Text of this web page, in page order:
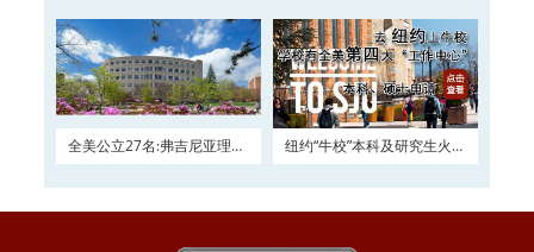
全美公立27名:弗吉尼亚理工
纽约“牛校”本科及研究生火热